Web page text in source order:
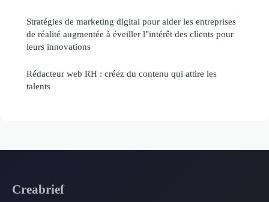
Stratégies de marketing digital pour aider les entreprises
de réalité augmentée à éveiller l"intérêt des clients pour
leurs innovations
Rédacteur web RH : créez du contenu qui attire les
talents
Creabrief